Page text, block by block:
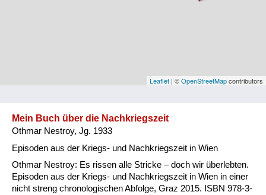
Vorarlberg
Kategorie
Besatzungsmächte
Frauen, Mütter, Kinder
Leaflet | ©OpenStreetMapcontributors
Mein Buch über die Nachkriegszeit
Othmar Nestroy, Jg. 1933
Episoden aus der Kriegs- und Nachkriegszeit in Wien
Othmar Nestroy: Es rissen alle Stricke – doch wir überlebten.
Episoden aus der Kriegs- und Nachkriegszeit in Wien in einer
nicht streng chronologischen Abfolge, Graz 2015. ISBN 978-3-